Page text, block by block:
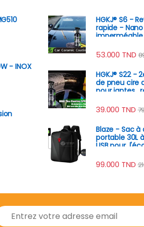
- INOX
HGKJ® S6 -
rapide -
53.000 TND
HGKJ® S22 -
de pneu cire
pour jantes ,
39.000 TND
Blaze - Sac
portable 30L
USB pour,
99.000 TND